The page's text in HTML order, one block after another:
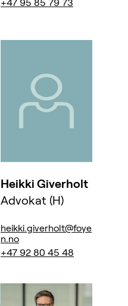
+47 95 85 79 73
Heikki Giverholt
Advokat (H)
heikki.giverholt@foye
n.no
+47 92 80 45 48